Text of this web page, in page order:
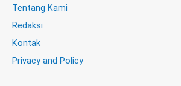
Tentang Kami
Redaksi
Kontak
Privacy and Policy